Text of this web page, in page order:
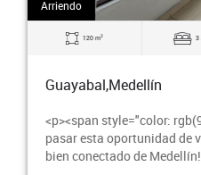
Arriendo
120 m2 3
Guayabal,Medellín
<p><span style="color:
pasar esta oportunidad de
bien conectado de